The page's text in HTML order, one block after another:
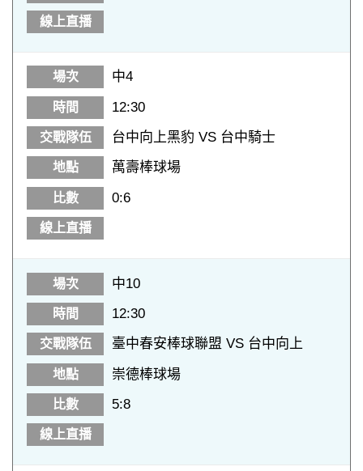
中4
12:30
台中向上黑豹 VS 台中騎士
萬壽棒球場
0:6
中10
12:30
臺中春安棒球聯盟 VS 台中向上
崇德棒球場
5:8